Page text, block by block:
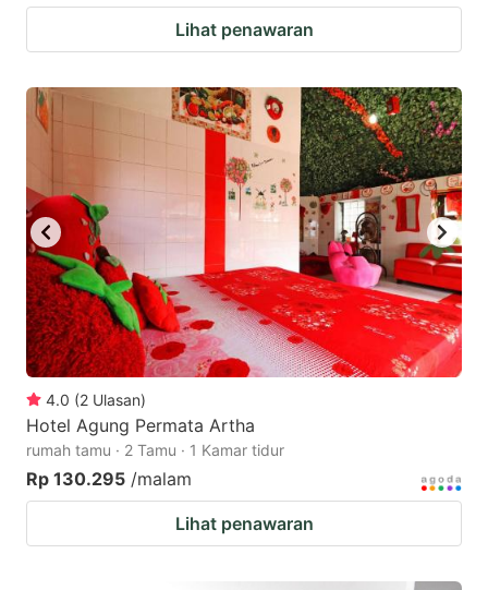
Lihat penawaran
4.0 (2 Ulasan)
Hotel Agung Permata Artha
rumah tamu · 2 Tamu · 1 Kamar tidur
Rp 130.295 /malam
Lihat penawaran